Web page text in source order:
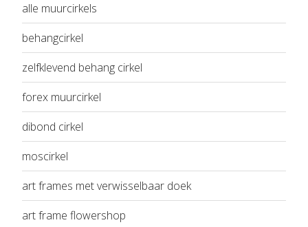
alle muurcirkels
behangcirkel
zelfklevend behang cirkel
forex muurcirkel
dibond cirkel
moscirkel
art frames met verwisselbaar doek
art frame flowershop